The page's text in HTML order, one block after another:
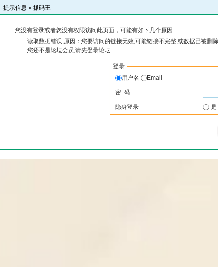
提示信息 » 抓码王
您没有登录或者您没有权限访问此页面，可能有如下几个原因:
读取数据错误,原因：您要访问的链接无效,可能链接不完整,或数据已被删
您还不是论坛会员,请先登录论坛
登录
用户名
Email
密 码
隐身登录